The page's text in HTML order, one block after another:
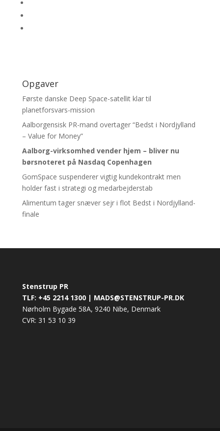
Opgaver
Første danske Deep Space-satellit klar til
planetforsvars-mission
Aalborgensisk PR-mand overtager “Bedst i Nordjylland
– Value for Money”
Aalborg-virksomhed vender hjem – bliver nu
børsnoteret på Nasdaq Copenhagen
GomSpace suspenderer vigtig kundekontrakt men
holder fast i strategi og medarbejderstab
Alimentum tager snæver sejr i flot Bedst i Nordjylland-
finale
Stenstrup PR
TLF: +45 2214 1300 | MADS@STENSTRUP-PR.DK
Nørholm Bygade 58A, 9240 Nibe, Denmark
CVR: 31 53 10 39